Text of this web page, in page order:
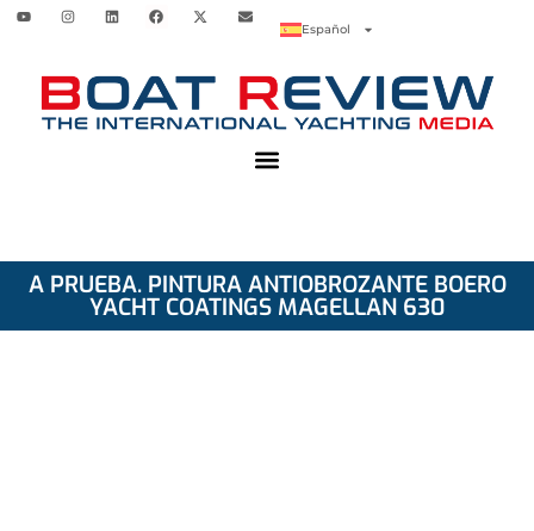
Español
A PRUEBA. PINTURA ANTIOBROZANTE BOERO
YACHT COATINGS MAGELLAN 630